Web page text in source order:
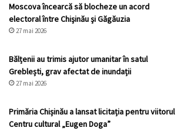
Moscova încearcă să blocheze un acord
electoral între Chişinău şi Găgăuzia
27 mai 2026
Bălțenii au trimis ajutor umanitar în satul
Greblești, grav afectat de inundații
27 mai 2026
Primăria Chișinău a lansat licitația pentru viitorul
Centru cultural „Eugen Doga”